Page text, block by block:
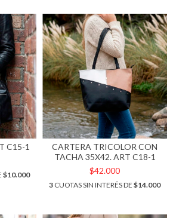
C15-1
$10.000
CARTERA TRICOLOR CON
TACHA 35X42. ART C18-1
$42.000
3 CUOTAS SIN INTERÉS DE $14.000